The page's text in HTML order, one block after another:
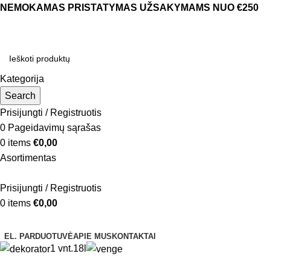
NEMOKAMAS PRISTATYMAS UŽSAKYMAMS NUO €250
Kategorija
Search
Prisijungti / Registruotis
0 Pageidavimų sąrašas
0 items €0,00
Asortimentas
Prisijungti / Registruotis
0 items €0,00
EL. PARDUOTUVĖAPIE MUS KONTAKTAI
1 vnt.18l